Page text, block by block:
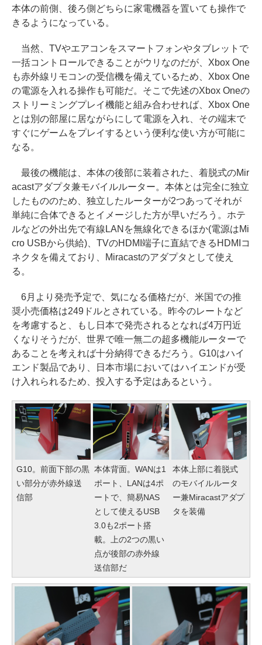
本体の前側、後ろ側どちらに家電機器を置いても操作で
きるようになっている。
当然、TVやエアコンをスマートフォンやタブレットで
一括コントロールできることがウリなのだが、Xbox One
も赤外線リモコンの受信機を備えているため、Xbox One
の電源を入れる操作も可能だ。そこで先述のXbox Oneの
ストリーミングプレイ機能と組み合わせれば、Xbox One
とは別の部屋に居ながらにして電源を入れ、その端末で
すぐにゲームをプレイするという便利な使い方が可能に
なる。
最後の機能は、本体の後部に装着された、着脱式のMir
acastアダプタ兼モバイルルーター。本体とは完全に独立
したもののため、独立したルーターが2つあってそれが
単純に合体できるとイメージした方が早いだろう。ホテ
ルなどの外出先で有線LANを無線化できるほか(電源はMi
cro USBから供給)、TVのHDMI端子に直結できるHDMIコ
ネクタを備えており、Miracastのアダプタとして使え
る。
6月より発売予定で、気になる価格だが、米国での推
奨小売価格は249ドルとされている。昨今のレートなど
を考慮すると、もし日本で発売されるとなれば4万円近
くなりそうだが、世界で唯一無二の超多機能ルーターで
あることを考えれば十分納得できるだろう。G10はハイ
エンド製品であり、日本市場においてはハイエンドが受
け入れられるため、投入する予定はあるという。
G10。前面下部の黒
い部分が赤外線送
信部
本体背面。WANは1
ポート、LANは4ポ
ートで、簡易NAS
として使えるUSB
3.0も2ポート搭
載。上の2つの黒い
点が後部の赤外線
送信部だ
本体上部に着脱式
のモバイルルータ
ー兼Miracastアダプ
タを装備